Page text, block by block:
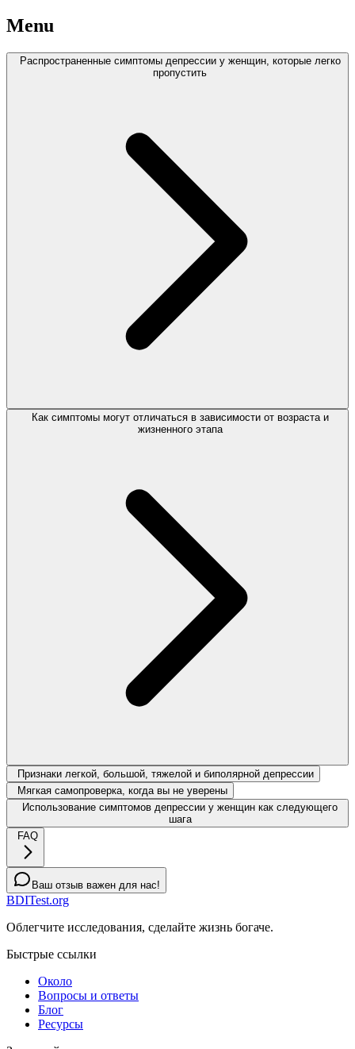
Menu
Распространенные симптомы депрессии у женщин, которые легко
пропустить
Как симптомы могут отличаться в зависимости от возраста и
жизненного этапа
Признаки легкой, большой, тяжелой и биполярной депрессии
Мягкая самопроверка, когда вы не уверены
Использование симптомов депрессии у женщин как следующего
шага
FAQ
Ваш отзыв важен для нас!
BDITest.org
Облегчите исследования, сделайте жизнь богаче.
Быстрые ссылки
Около
Вопросы и ответы
Блог
Ресурсы